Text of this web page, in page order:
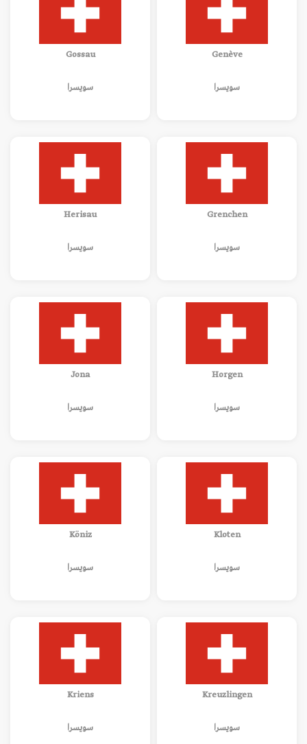
Genève
سويسرا
Gossau
سويسرا
Grenchen
سويسرا
Herisau
سويسرا
Horgen
سويسرا
Jona
سويسرا
Kloten
سويسرا
Köniz
سويسرا
Kreuzlingen
سويسرا
Kriens
سويسرا